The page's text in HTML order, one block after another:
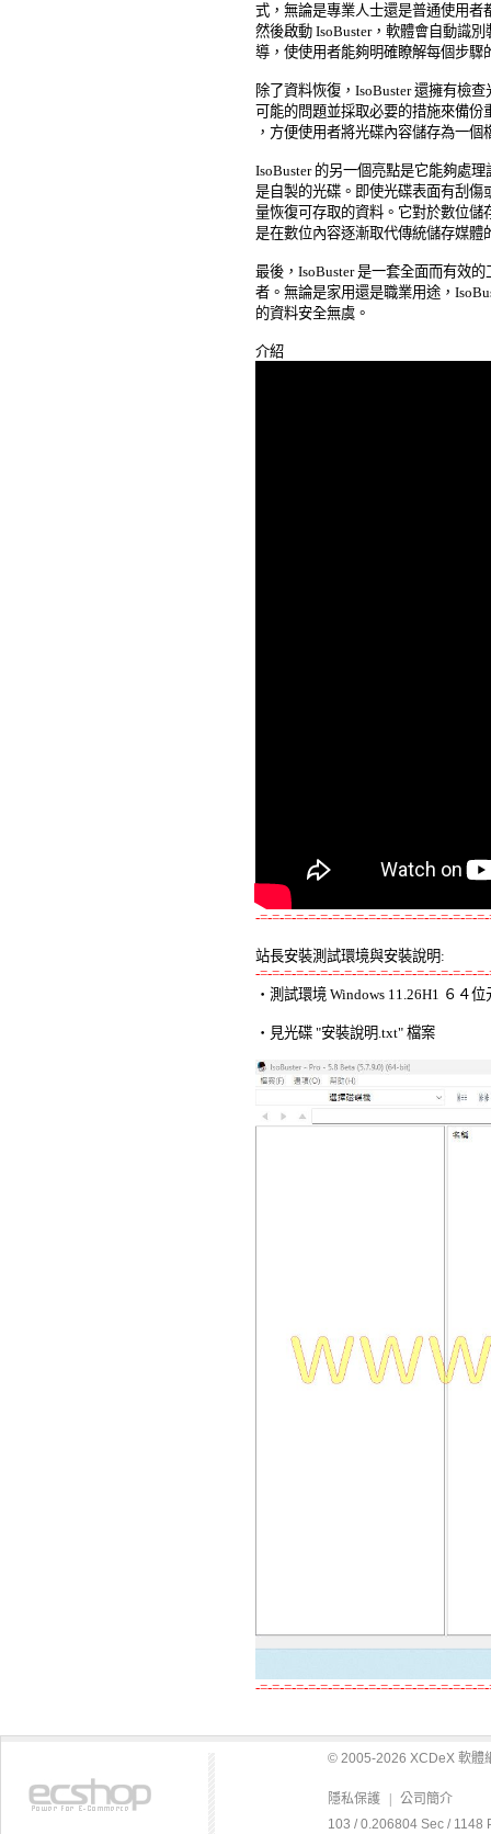
式，無論是專業人士還是普通使用
然後啟動 IsoBuster，軟體會自動識
導，使使用者能夠明確瞭解每個步驟
除了資料恢復，IsoBuster 還擁有檢
可能的問題並採取必要的措施來備
，方便使用者將光碟內容儲存為一
IsoBuster 的另一個亮點是它能夠處
是自製的光碟。即使光碟表面有刮傷
量恢復可存取的資料。它對於數位
是在數位內容逐漸取代傳統儲存媒體
最後，IsoBuster 是一套全面而有效
者。無論是家用還是職業用途，
的資料安全無虞。
-=-=-=-=-=-=-=-=-=-=-=-=-=-=-=-=-=-=-
站長安裝測試環境與安裝說明:
-=-=-=-=-=-=-=-=-=-=-=-=-=-=-=-=-=-=-
‧測試環境 Windows 11.26H1 ６４
‧見光碟 "安裝說明.txt" 檔案
-=-=-=-=-=-=-=-=-=-=-=-=-=-=-=-=-=-=-
© 2005-2026 XCDeX 軟體
隱私保護
公司簡介
103 / 0.206804 Sec / 1148